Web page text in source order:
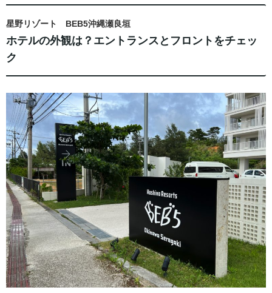
星野リゾート BEB5沖縄瀬良垣
ホテルの外観は？エントランスとフロントをチェッ
ク